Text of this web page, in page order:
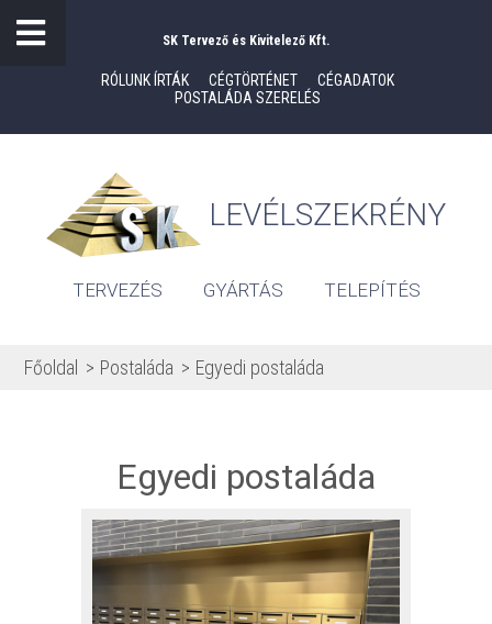
SK Tervező és Kivitelező Kft.
RÓLUNK ÍRTÁK CÉGTÖRTÉNET
CÉGADATOK
POSTALÁDA SZERELÉS
LEVÉLSZEKRÉNY
TERVEZÉS GYÁRTÁS TELEPÍTÉS
Főoldal Postaláda Egyedi postaláda
Egyedi postaláda